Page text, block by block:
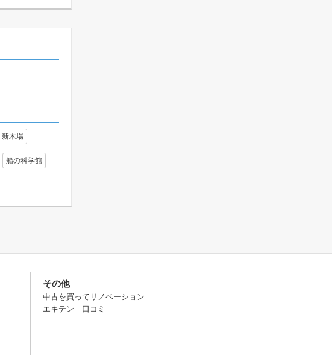
新木場
船の科学館
その他
中古を買ってリノベーション
エキテン 口コミ